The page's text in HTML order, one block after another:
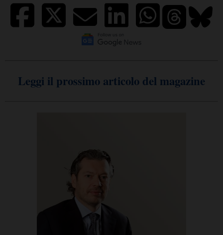
Leggi il prossimo articolo del magazine